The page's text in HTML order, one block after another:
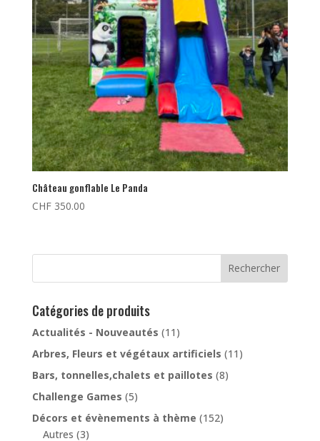
Château gonflable Le Panda
CHF350.00
Rechercher
Catégories de produits
Actualités - Nouveautés (11)
Arbres, Fleurs et végétaux artificiels (11)
Bars, tonnelles,chalets et paillotes (8)
Challenge Games (5)
Décors et évènements à thème (152)
Autres (3)